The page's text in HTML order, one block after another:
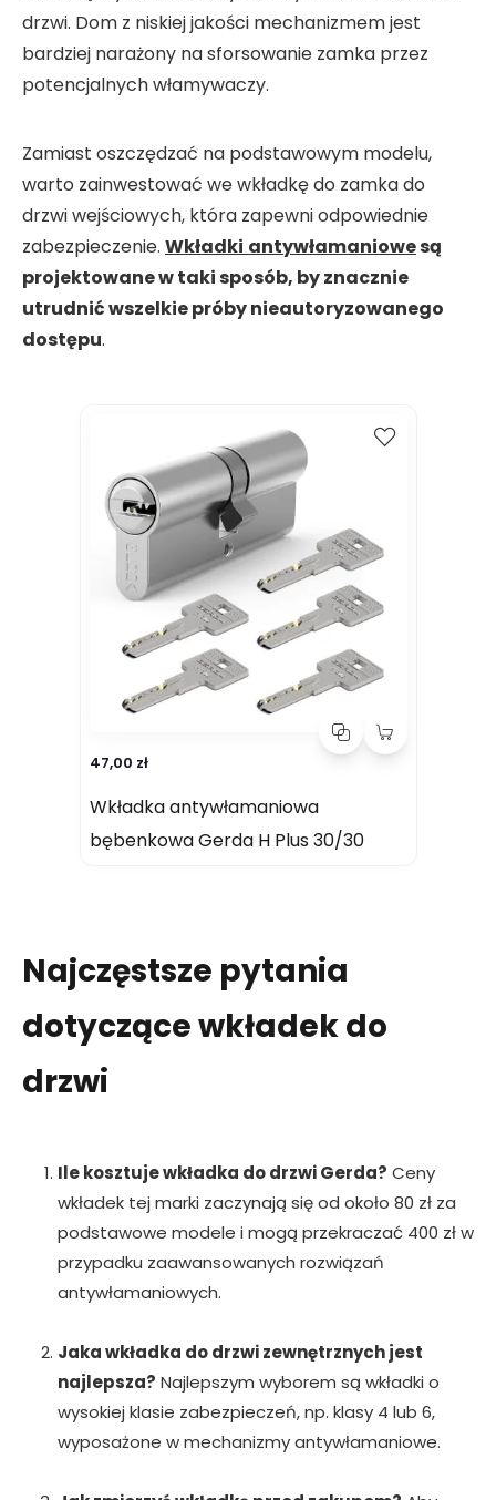
drzwi. Dom z niskiej jakości mechanizmem jest
bardziej narażony na sforsowanie zamka przez
potencjalnych włamywaczy.
Zamiast oszczędzać na podstawowym modelu,
warto zainwestować we wkładkę do zamka do
drzwi wejściowych, która zapewni odpowiednie
zabezpieczenie. Wkładki antywłamaniowesą
projektowane w taki sposób, by znacznie
utrudnić wszelkie próby nieautoryzowanego
dostępu.
47,00 zł
Wkładka antywłamaniowa
bębenkowa Gerda H Plus 30/30
Najczęstsze pytania
dotyczące wkładek do
drzwi
Ile kosztuje wkładka do drzwi Gerda? Ceny
wkładek tej marki zaczynają się od około 80 zł za
podstawowe modele i mogą przekraczać 400 zł w
przypadku zaawansowanych rozwiązań
antywłamaniowych.
Jaka wkładka do drzwi zewnętrznych jest
najlepsza? Najlepszym wyborem są wkładki o
wysokiej klasie zabezpieczeń, np. klasy 4 lub 6,
wyposażone w mechanizmy antywłamaniowe.